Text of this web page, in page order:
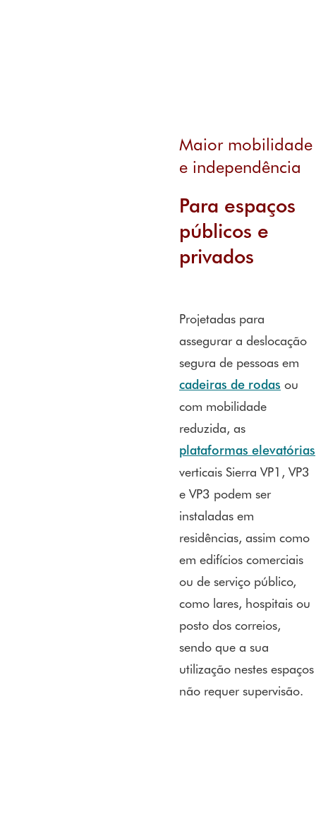
Maior mobilidade
e independência
Para espaços
públicos e
privados
Projetadas para
assegurar a deslocação
segura de pessoas em
cadeiras de rodas ou
com mobilidade
reduzida, as
plataformas elevatórias
verticais Sierra VP1, VP3
e VP3 podem ser
instaladas em
residências, assim como
em edifícios comerciais
ou de serviço público,
como lares, hospitais ou
posto dos correios,
sendo que a sua
utilização nestes espaços
não requer supervisão.